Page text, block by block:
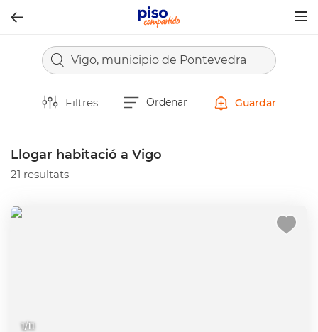
Vigo, municipio de Pontevedra
Filtres Ordenar Guardar
Llogar habitació a Vigo
21 resultats
1/11